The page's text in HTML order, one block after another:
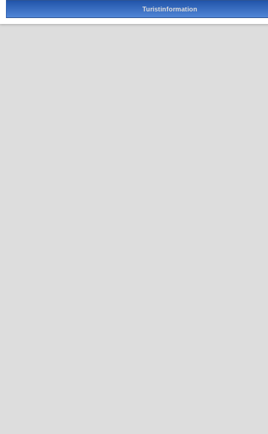
Turistinformation